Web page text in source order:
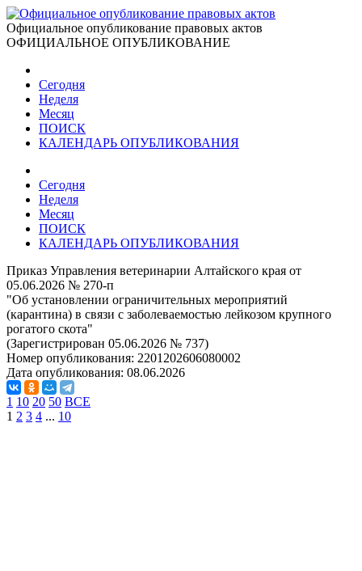
Официальное опубликование правовых актов
ОФИЦИАЛЬНОЕ ОПУБЛИКОВАНИЕ
Сегодня
Неделя
Месяц
ПОИСК
КАЛЕНДАРЬ ОПУБЛИКОВАНИЯ
Сегодня
Неделя
Месяц
ПОИСК
КАЛЕНДАРЬ ОПУБЛИКОВАНИЯ
Приказ Управления ветеринарии Алтайского края от
05.06.2026 № 270-п
"Об установлении ограничительных мероприятий
(карантина) в связи с заболеваемостью лейкозом крупного
рогатого скота"
(Зарегистрирован 05.06.2026 № 737)
Номер опубликования: 2201202606080002
Дата опубликования: 08.06.2026
1 10 20 50 ВСЕ
1 2 3 4 ... 10